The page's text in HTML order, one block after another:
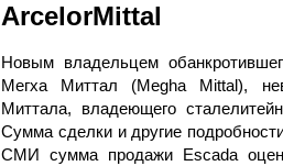
ArcelorMittal
Новым владельцем
Мегха Миттал (Megha Mittal),
Миттала, владеющего
Сумма сделки и другие
СМИ сумма продажи Escada